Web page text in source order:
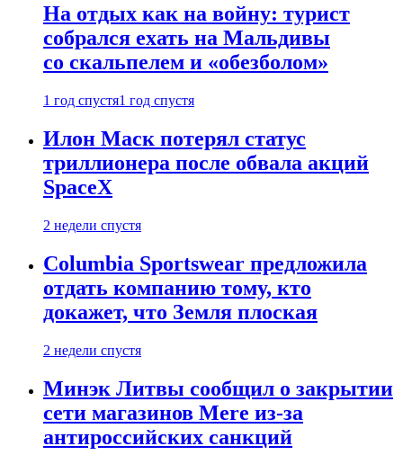
На отдых как на войну: турист
собрался ехать на Мальдивы
со скальпелем и «обезболом»
1 год спустя1 год спустя
Илон Маск потерял статус
триллионера после обвала акций
SpaceX
2 недели спустя
Columbia Sportswear предложила
отдать компанию тому, кто
докажет, что Земля плоская
2 недели спустя
Минэк Литвы сообщил о закрытии
сети магазинов Mere из-за
антироссийских санкций